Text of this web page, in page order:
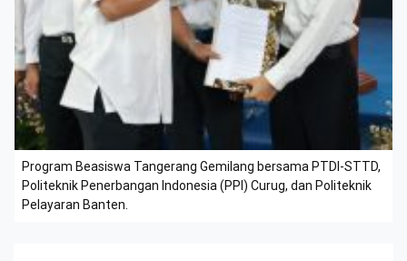
Program Beasiswa Tangerang Gemilang bersama PTDI-STTD,
Politeknik Penerbangan Indonesia (PPI) Curug, dan Politeknik
Pelayaran Banten.